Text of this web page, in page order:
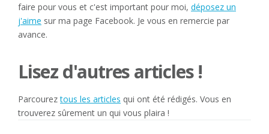
faire pour vous et c'est important pour moi, déposez un
j'aime sur ma page Facebook. Je vous en remercie par
avance.
Lisez d'autres articles !
Parcoureztous les articles qui ont été rédigés. Vous en
trouverez sûrement un qui vous plaira !